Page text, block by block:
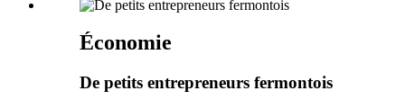
Économie
De petits entrepreneurs fermontois